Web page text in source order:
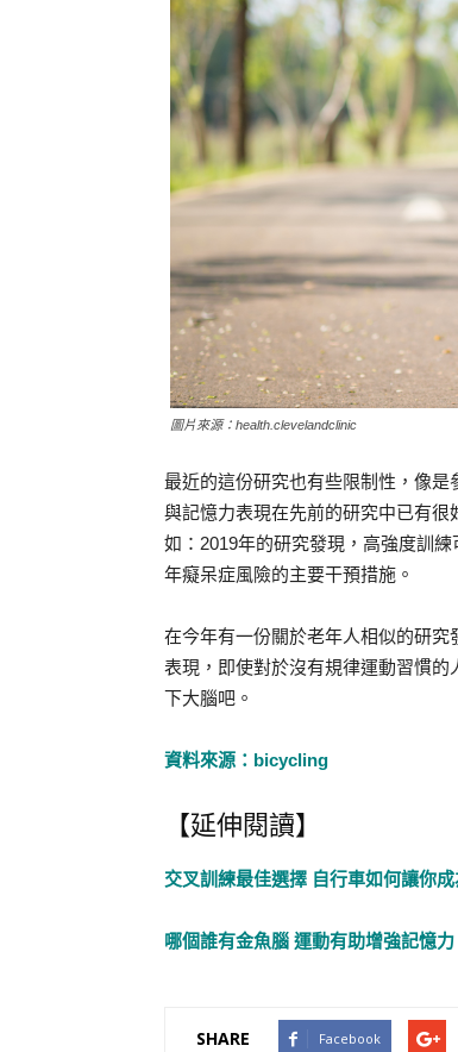
圖片來源：health.clevelandclinic
最近的這份研究也有些限制性，像
與記憶力表現在先前的研究中已有
如：2019年的研究發現，高強度訓
年癡呆症風險的主要干預措施。
在今年有一份關於老年人相似的研
表現，即使對於沒有規律運動習慣
下大腦吧。
資料來源：bicycling
【延伸閱讀】
交叉訓練最佳選擇 自行車如何讓你
哪個誰有金魚腦 運動有助增強記憶力
SHARE Facebook